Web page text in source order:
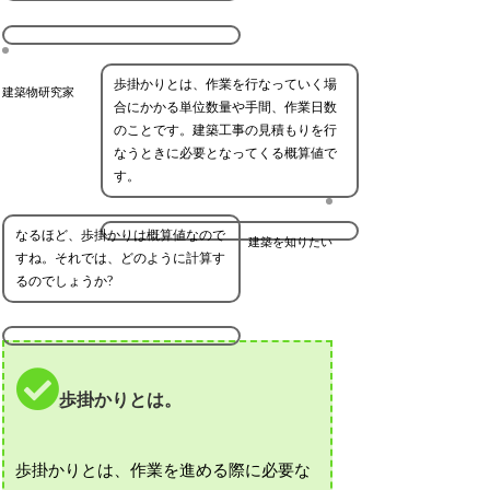
建築物研究家
歩掛かりとは、作業を行なっていく場
合にかかる単位数量や手間、作業日数
のことです。建築工事の見積もりを行
なうときに必要となってくる概算値で
す。
建築を知りたい
なるほど、歩掛かりは概算値なので
すね。それでは、どのように計算す
るのでしょうか?
歩掛かりとは。
歩掛かりとは、作業を進める際に必要な